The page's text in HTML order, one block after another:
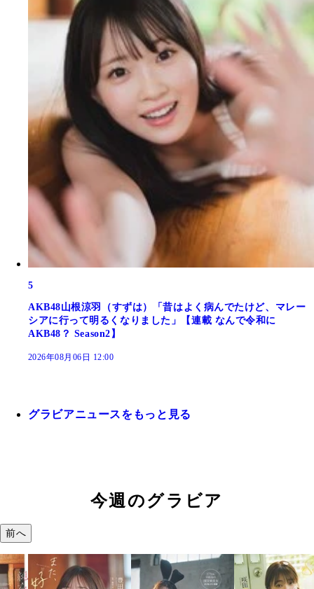
5
AKB48山根涼羽（すずは）「昔はよく病んでたけど、マレー
シアに行って明るくなりました」【連載 なんで令和に
AKB48？ Season2】
2026年08月06日 12:00
グラビアニュースをもっと見る
今週のグラビア
前へ